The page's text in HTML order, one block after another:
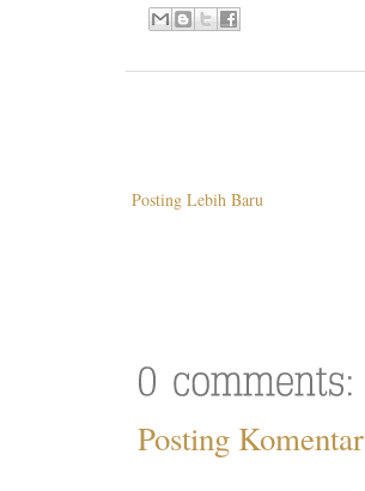
Posting Lebih Baru
Posting Komentar